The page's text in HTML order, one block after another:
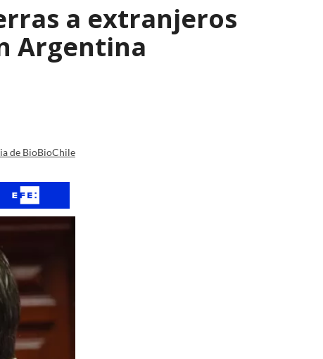
a extranjeros
Argentina
de BioBioChile